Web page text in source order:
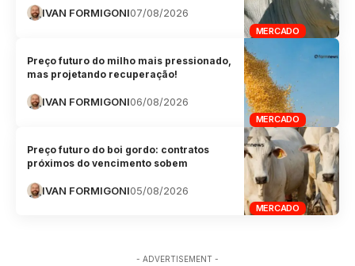
MERCADO
IVAN FORMIGONI07/08/2026
MERCADO
Preço futuro do milho mais pressionado,
mas projetando recuperação!
IVAN FORMIGONI06/08/2026
MERCADO
Preço futuro do boi gordo: contratos
próximos do vencimento sobem
IVAN FORMIGONI05/08/2026
- ADVERTISEMENT -